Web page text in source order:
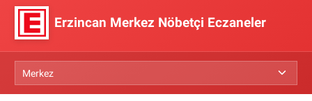
Erzincan Merkez Nöbetçi Eczaneler